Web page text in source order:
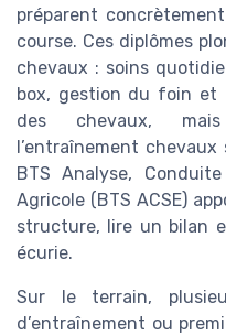
préparent
course. Ces diplômes
chevaux : soins
box, gestion du foin et
des chevaux,
l’entraînement
BTS Analyse,
Agricole (BTS ACSE)
structure, lire un bilan
écurie.
Sur le terrain,
d’entraînement ou